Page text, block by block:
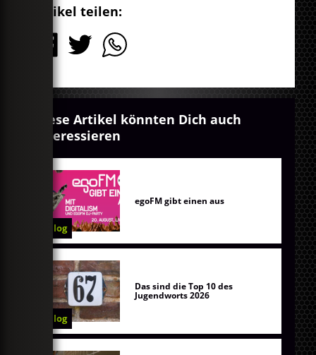
Artikel teilen:
Diese Artikel könnten Dich auch
interessieren
Blog
egoFM gibt einen aus
Blog
Das sind die Top 10 des
Jugendworts 2026